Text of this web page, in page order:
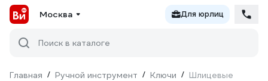
Москва Для юрлиц
Поиск в каталоге
Главная / Ручной инструмент / Ключи / Шлицевые